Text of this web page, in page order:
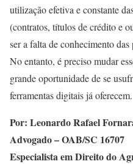
utilização efetiva e constante
(contratos, títulos de crédito e
ser a falta de conhecimento
No entanto, é preciso mudar
grande oportunidade de se
ferramentas digitais já oferecem.
Por: Leonardo Rafael
Advogado – OAB/SC 16707
Especialista em Direito do